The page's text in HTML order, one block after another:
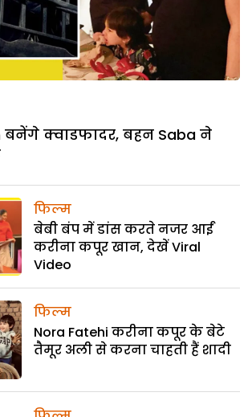
बनेंगे क्वाडफादर, बहन Saba ने
फिल्म
बेबी बंप में डांस करते नजर आईं
करीना कपूर खान, देखें Viral
Video
फिल्म
Nora Fatehi करीना कपूर के बेटे
तैमूर अली से करना चाहती हैं शादी